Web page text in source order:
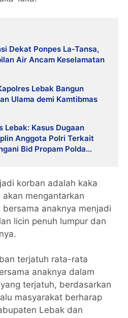
Dekat Ponpes La-Tansa,
Air Ancam Keselamatan
Lebak Bangun
Ulama demi Kamtibmas
Lebak: Kasus Dugaan
Anggota Polri Terkait
Bid Propam Polda
korban adalah kaka
mengantarkan
anaknya menjadi
licin penuh lumpur dan
terjatuh rata-rata
anaknya dalam
terjatuh, berdasarkan
masyarakat berharap
Lebak dan